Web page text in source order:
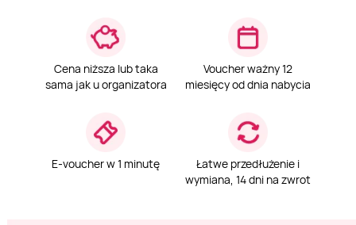
Cena niższa lub taka
sama jak u organizatora
Voucher ważny 12
miesięcy od dnia nabycia
E-voucher w 1 minutę
Łatwe przedłużenie i
wymiana, 14 dni na zwrot